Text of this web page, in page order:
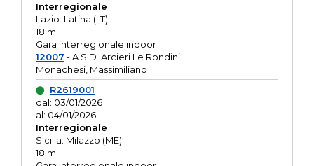
Interregionale
Lazio: Latina (LT)
18 m
Gara Interregionale indoor
12007 - A.S.D. Arcieri Le Rondini
Monachesi, Massimiliano
R2619001
dal: 03/01/2026
al: 04/01/2026
Interregionale
Sicilia: Milazzo (ME)
18 m